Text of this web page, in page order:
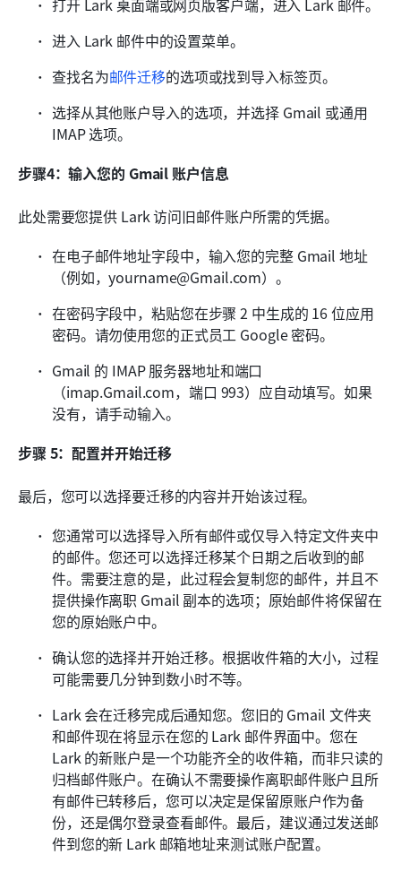
进入 Lark 邮件中的设置菜单。
查找名为邮件迁移的选项或找到导入标签页。
选择从其他账户导入的选项，并选择 Gmail 或通用
IMAP 选项。
步骤4：输入您的 Gmail 账户信息
此处需要您提供 Lark 访问旧邮件账户所需的凭据。
在电子邮件地址字段中，输入您的完整 Gmail 地址
（例如，yourname@Gmail.com）。
在密码字段中，粘贴您在步骤 2 中生成的 16 位应用
密码。请勿使用您的正式员工 Google 密码。
Gmail 的 IMAP 服务器地址和端口
（imap.Gmail.com，端口 993）应自动填写。如果
没有，请手动输入。
步骤 5：配置并开始迁移
最后，您可以选择要迁移的内容并开始该过程。
您通常可以选择导入所有邮件或仅导入特定文件夹中
的邮件。您还可以选择迁移某个日期之后收到的邮
件。需要注意的是，此过程会复制您的邮件，并且不
提供操作离职 Gmail 副本的选项；原始邮件将保留在
您的原始账户中。
确认您的选择并开始迁移。根据收件箱的大小，过程
可能需要几分钟到数小时不等。
Lark 会在迁移完成后通知您。您旧的 Gmail 文件夹
和邮件现在将显示在您的 Lark 邮件界面中。您在
Lark 的新账户是一个功能齐全的收件箱，而非只读的
归档邮件账户。在确认不需要操作离职邮件账户且所
有邮件已转移后，您可以决定是保留原账户作为备
份，还是偶尔登录查看邮件。最后，建议通过发送邮
件到您的新 Lark 邮箱地址来测试账户配置。